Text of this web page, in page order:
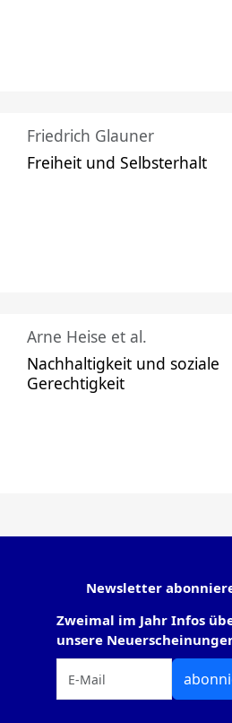
Friedrich Glauner
Freiheit und Selbsterhalt
Arne Heise et al.
Nachhaltigkeit und soziale
Gerechtigkeit
Newsletter
Zweimal im Jahr Infos
unsere